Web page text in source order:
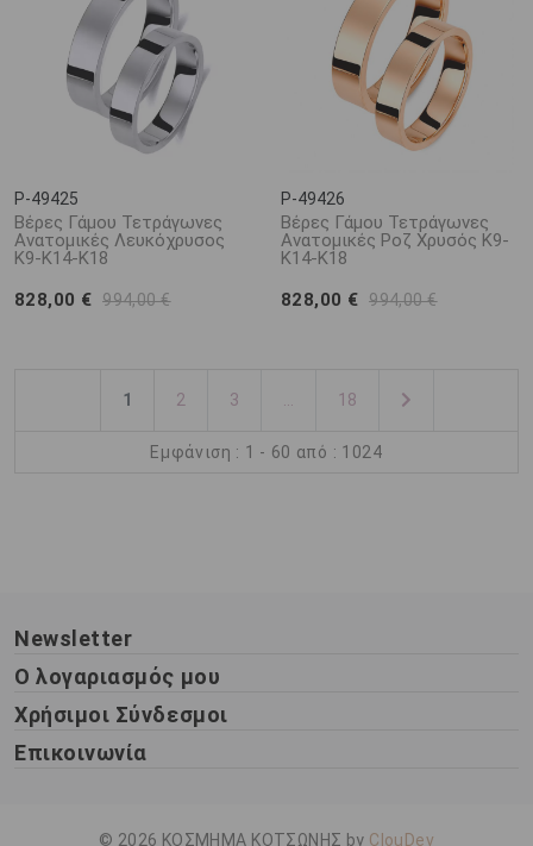
P-49425
Βέρες Γάμου Τετράγωνες
Ανατομικές Λευκόχρυσος
Κ9-Κ14-Κ18
828,00 € 994,00 €
P-49426
Βέρες Γάμου Τετράγωνες
Ανατομικές Ροζ Χρυσός Κ9-
Κ14-Κ18
828,00 € 994,00 €
1 2 3 18
Εμφάνιση : 1 - 60 από : 1024
Newsletter
Ο λογαριασμός μου
Χρήσιμοι Σύνδεσμοι
Επικοινωνία
© 2026 ΚΟΣΜΗΜΑ ΚΟΤΣΩΝΗΣ by ClouDev